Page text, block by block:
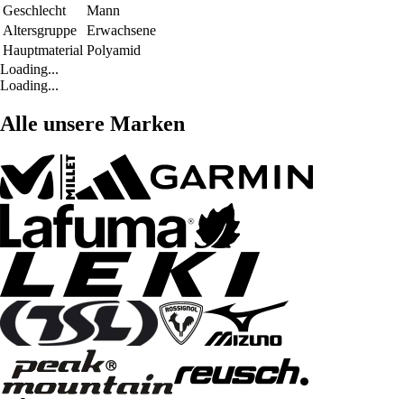
Geschlecht
Mann
Altersgruppe
Erwachsene
Hauptmaterial Polyamid
Loading...
Loading...
Alle unsere Marken